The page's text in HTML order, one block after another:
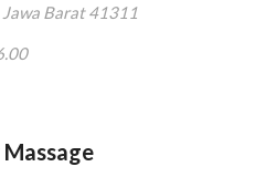
Jawa Barat 41311
Massage